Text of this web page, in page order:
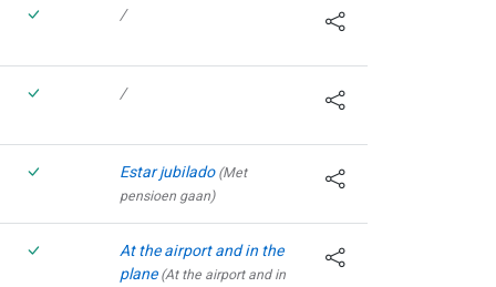
/
/
Estar jubilado (Met
pensioen gaan)
At the airport and in the
plane (At the airport and in